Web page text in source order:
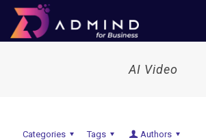
AI Video
Categories Tags Authors